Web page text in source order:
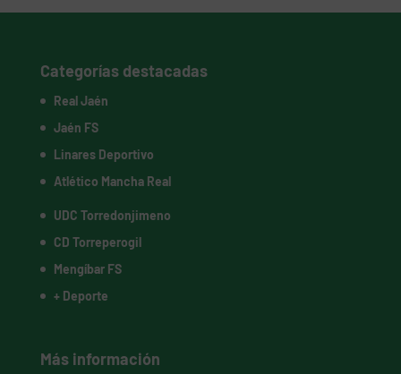
Categorías destacadas
Real Jaén
Jaén FS
Linares Deportivo
Atlético Mancha Real
UDC Torredonjimeno
CD Torreperogil
Mengíbar FS
+ Deporte
Más información